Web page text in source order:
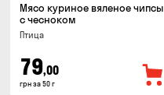
Мясо куриное вяленое чипсы
с чесноком
Птица
79,00
грн за 50 г